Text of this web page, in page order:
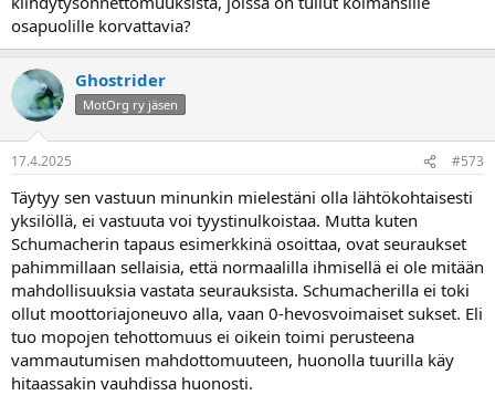
osapuolille korvattavia?
Ghostrider
MotOrg ry jäsen
17.4.2025 #573
Täytyy sen vastuun minunkin mielestäni olla lähtökohtaisesti
yksilöllä, ei vastuuta voi tyystinulkoistaa. Mutta kuten
Schumacherin tapaus esimerkkinä osoittaa, ovat seuraukset
pahimmillaan sellaisia, että normaalilla ihmisellä ei ole mitään
mahdollisuuksia vastata seurauksista. Schumacherilla ei toki
ollut moottoriajoneuvo alla, vaan 0-hevosvoimaiset sukset. Eli
tuo mopojen tehottomuus ei oikein toimi perusteena
vammautumisen mahdottomuuteen, huonolla tuurilla käy
hitaassakin vauhdissa huonosti.